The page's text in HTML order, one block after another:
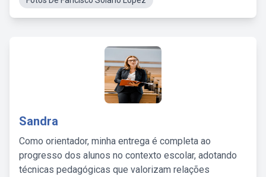
Sandra
Como orientador, minha entrega é completa ao
progresso dos alunos no contexto escolar, adotando
técnicas pedagógicas que valorizam relações